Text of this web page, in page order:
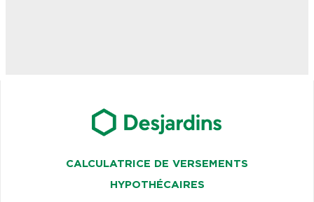
CALCULATRICE DE VERSEMENTS
HYPOTHÉCAIRES